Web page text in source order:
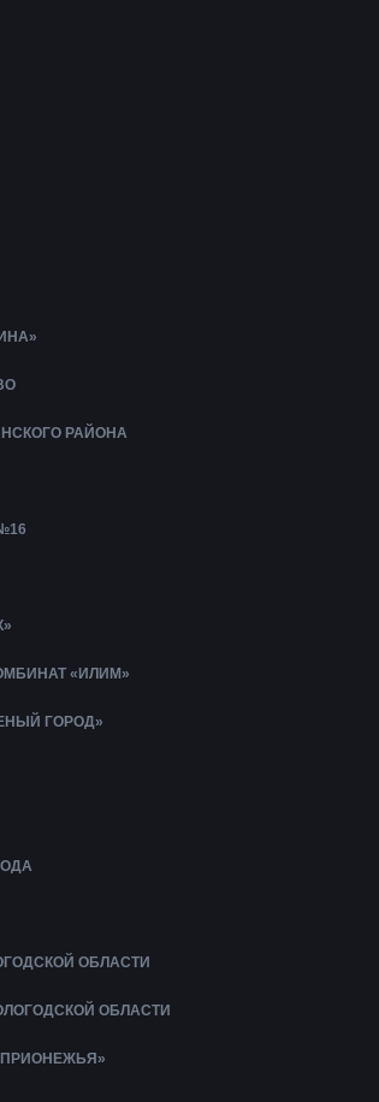
РАЙОНА
«ИЛИМ»
ГОРОД»
ОБЛАСТИ
ОБЛАСТИ
ПРИОНЕЖЬЯ»